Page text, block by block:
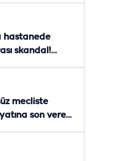
hastanede
skandal!
mecliste
son veren
bıraktı